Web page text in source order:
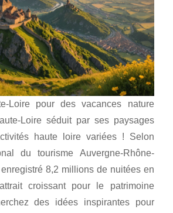
Loire pour des vacances nature
Loire séduit par ses paysages
haute loire variées ! Selon
du tourisme Auvergne-Rhône-
8,2 millions de nuitées en
croissant pour le patrimoine
des idées inspirantes pour